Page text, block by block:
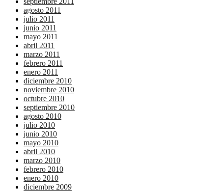
agosto 2011
julio 2011
junio 2011
mayo 2011
abril 2011
marzo 2011
febrero 2011
enero 2011
diciembre 2010
noviembre 2010
octubre 2010
septiembre 2010
agosto 2010
julio 2010
junio 2010
mayo 2010
abril 2010
marzo 2010
febrero 2010
enero 2010
diciembre 2009